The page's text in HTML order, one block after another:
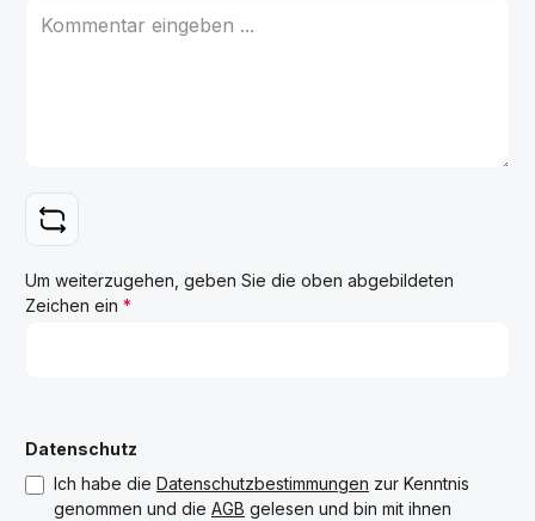
Um weiterzugehen, geben Sie die oben abgebildeten
Zeichen ein *
Datenschutz
Ich habe die Datenschutzbestimmungen zur Kenntnis
genommen und die AGB gelesen und bin mit ihnen